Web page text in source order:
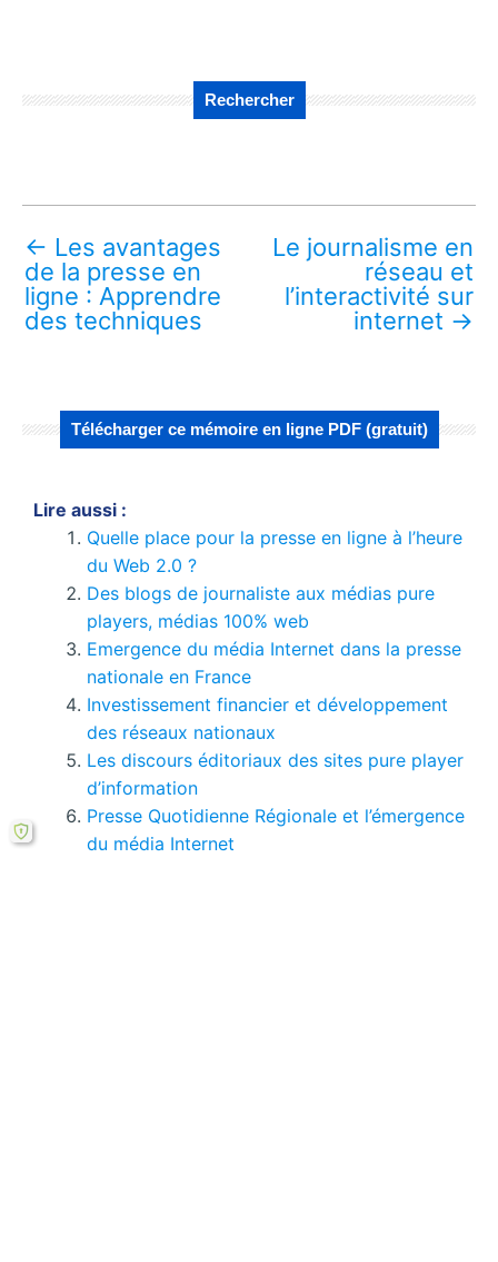
Rechercher
← Les avantages
de la presse en
ligne : Apprendre
des techniques
Le journalisme en
réseau et
l’interactivité sur
internet →
Télécharger ce mémoire en ligne PDF (gratuit)
Lire aussi :
Quelle place pour la presse en ligne à l’heure
du Web 2.0 ?
Des blogs de journaliste aux médias pure
players, médias 100% web
Emergence du média Internet dans la presse
nationale en France
Investissement financier et développement
des réseaux nationaux
Les discours éditoriaux des sites pure player
d’information
Presse Quotidienne Régionale et l’émergence
du média Internet